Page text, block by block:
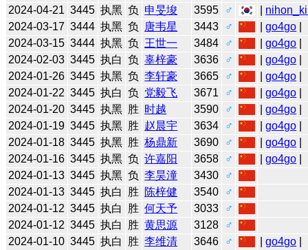
2024-04-21 3445 执黑 负 申旻埈 3595 ♂
2024-03-17 3444 执黑 负 唐韦星 3443 ♂ |go4go
2024-03-15 3444 执黑 负 王世一 3484 ♂ |go4go
2024-02-03 3445 执白 负 辜梓豪 3636 ♂ |go4go
2024-01-26 3445 执黑 负 李轩豪 3665 ♂ |go4go
2024-01-22 3445 执白 负 党毅飞 3671 ♂ |go4go
2024-01-20 3445 执黑 胜 时越 3590 ♂ |go4go
2024-01-19 3445 执黑 胜 赵晨宇 3634 ♂ |go4go
2024-01-18 3445 执黑 胜 杨鼎新 3690 ♂ |go4go
2024-01-16 3445 执黑 负 许嘉阳 3658 ♂ |go4go
2024-01-13 3445 执黑 负 李昊潼 3430
♂
2024-01-13 3445 执白 胜 陈梓健 3540
♂
2024-01-12 3445 执白 胜 何天予 3033
♂
2024-01-12 3445 执白 胜 黄思源 3128
♂
2024-01-10 3445 执白 胜 李维清 3646 ♂ |go4go